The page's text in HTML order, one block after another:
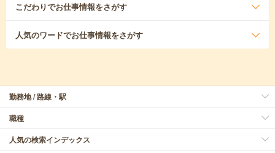
こだわりでお仕事情報をさがす
人気のワードでお仕事情報をさがす
勤務地 / 路線・駅
職種
人気の検索インデックス